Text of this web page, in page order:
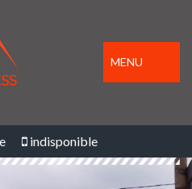
MENU
indisponible